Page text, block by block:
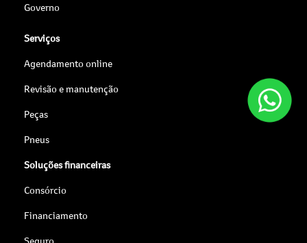
Governo
Serviços
Agendamento online
Revisão e manutenção
Peças
Pneus
Soluções financeiras
Consórcio
Financiamento